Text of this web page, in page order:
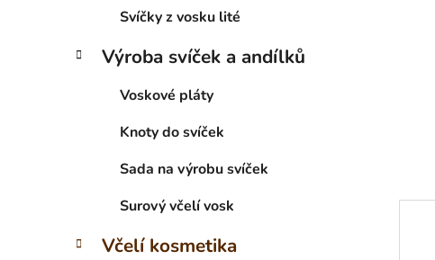
a
l
r
Svíčky z vosku lité
Výroba svíček a andílků
Voskové pláty
Knoty do svíček
Sada na výrobu svíček
Surový včelí vosk
Včelí kosmetika